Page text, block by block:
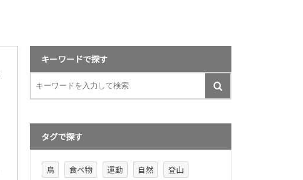
キーワードで探す
タグで探す
鳥 食べ物 運動 自然
登山